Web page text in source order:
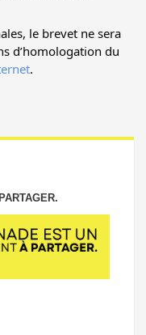
le brevet ne sera
d’homologation du
.